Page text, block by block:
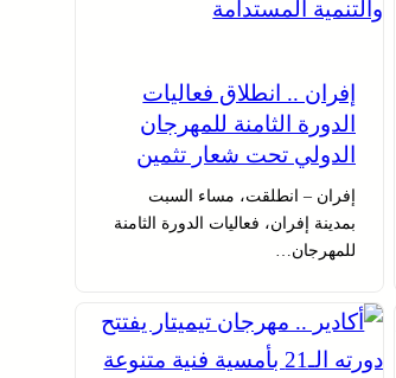
إفران .. انطلاق فعاليات
الدورة الثامنة للمهرجان
الدولي تحت شعار تثمين
التراث الطبيعي والتنمية
المستدامة
إفران – انطلقت، مساء السبت
بمدينة إفران، فعاليات الدورة الثامنة
للمهرجان…